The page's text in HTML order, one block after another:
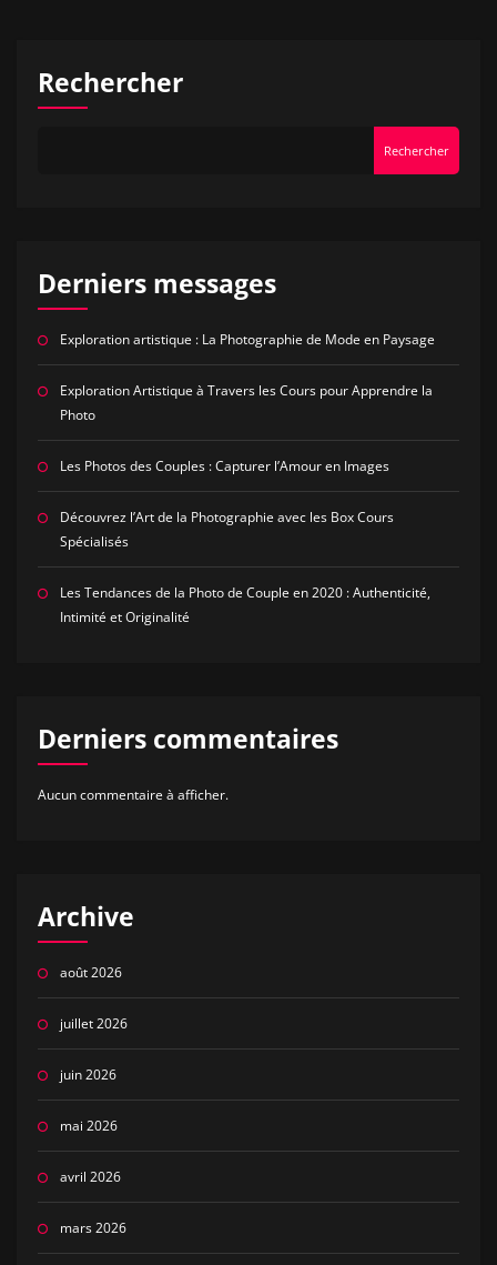
Rechercher
Rechercher
Derniers messages
Exploration artistique : La Photographie de Mode en Paysage
Exploration Artistique à Travers les Cours pour Apprendre la
Photo
Les Photos des Couples : Capturer l’Amour en Images
Découvrez l’Art de la Photographie avec les Box Cours
Spécialisés
Les Tendances de la Photo de Couple en 2020 : Authenticité,
Intimité et Originalité
Derniers commentaires
Aucun commentaire à afficher.
Archive
août 2026
juillet 2026
juin 2026
mai 2026
avril 2026
mars 2026